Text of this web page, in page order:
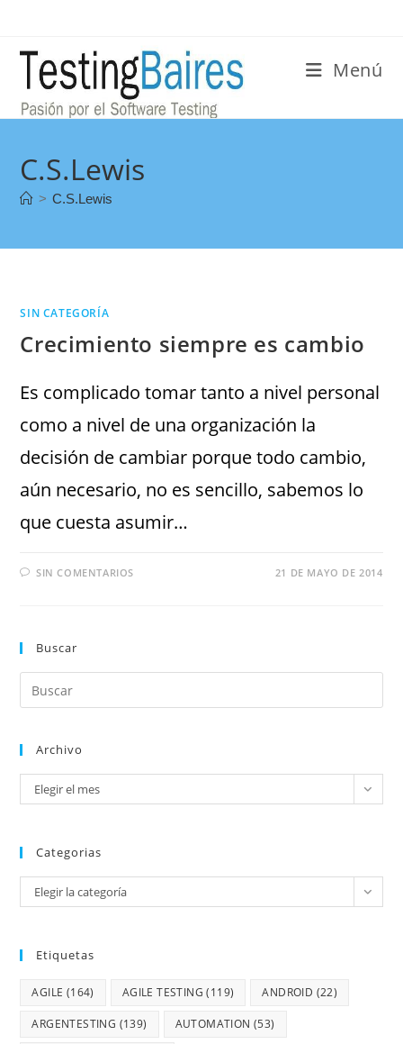
Menú
C.S.Lewis
> C.S.Lewis
SIN CATEGORÍA
Crecimiento siempre es cambio
Es complicado tomar tanto a nivel personal
como a nivel de una organización la
decisión de cambiar porque todo cambio,
aún necesario, no es sencillo, sabemos lo
que cuesta asumir…
SIN COMENTARIOS 21 DE MAYO DE 2014
Buscar
Archivo
Elegir el mes
Categorias
Elegir la categoría
Etiquetas
AGILE (164) AGILE TESTING (119) ANDROID (22)
ARGENTESTING (139) AUTOMATION (53)